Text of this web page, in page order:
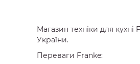
Магазин техніки для
України.
Переваги Franke: